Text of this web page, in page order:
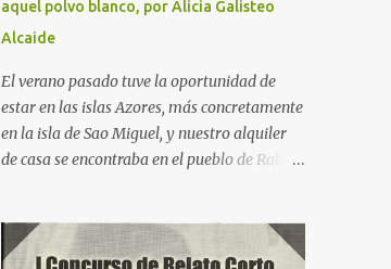
aquel polvo blanco, por Alicia Galisteo
Alcaide
El verano pasado tuve la oportunidad de
estar en las islas Azores, más concretamente
en la isla de Sao Miguel, y nuestro alquiler
de casa se encontraba en el pueblo de Rabo
dedicada una serie en Netflix, había algo que
nos sorprendía: a las 9 de la mañana,